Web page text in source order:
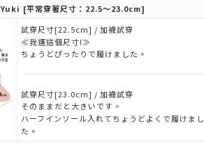
Yuki [平常穿著尺寸：22.5～23.0cm]
試穿尺寸[22.5cm] / 加襪試穿
≪我選這個尺寸!≫
ちょうどぴったりで履けました。
試穿尺寸[23.0cm] / 加襪試穿
そのままだと大きいです。
ハーフインソール入れてちょうどよくで履けまし
た。